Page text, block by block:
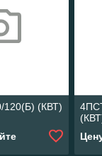
(КВТ)